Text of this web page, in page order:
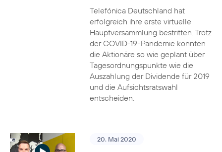
Telefónica Deutschland hat
erfolgreich ihre erste virtuelle
Hauptversammlung bestritten. Trotz
der COVID-19-Pandemie konnten
die Aktionäre so wie geplant über
Tagesordnungspunkte wie die
Auszahlung der Dividende für 2019
und die Aufsichtsratswahl
entscheiden.
20. Mai 2020